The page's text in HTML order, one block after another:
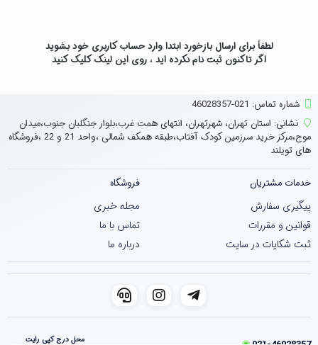
لطفاً برای ارسال بازخورد ابتدا وارد حساب کاربری خود بشوید
اگر تاکنون ثبت نام نکرده اید ، روی این لینککلیک کنید
شماره تماس‌: 021-46028357
نشانی: استان تهران، شهرتهران، انتهای همت غرب،بلوار جنگلبان جنوب،میدان
موج،مرکز خرید سرزمین کودک آفتاب،طبقه همکف شمالی ،واحد 21 و 22 ،فروشگاه
های تویلند
خدمات مشتریان
پیگیری سفارش
قوانین و مقررات
ثبت شکایات در سایت
فروشگاه
مجله خبری
تماس با ما
درباره ما
محل درج کپی رایت